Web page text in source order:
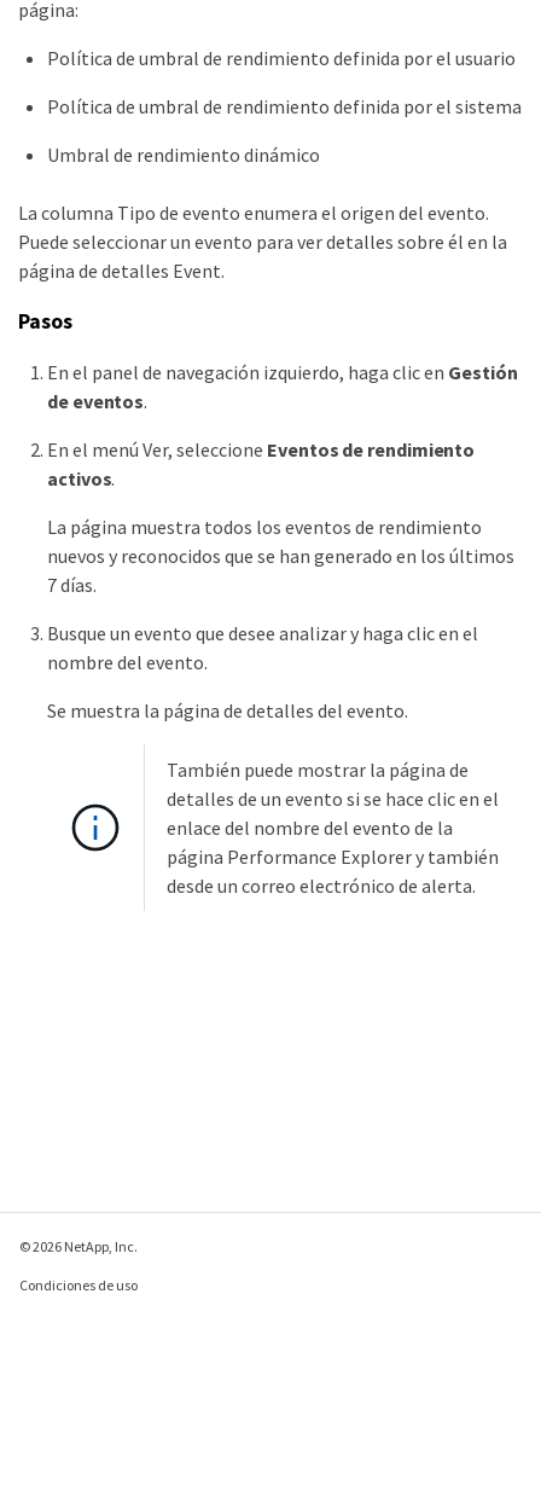
página:
Política de umbral de rendimiento definida por el usuario
Política de umbral de rendimiento definida por el sistema
Umbral de rendimiento dinámico
La columna Tipo de evento enumera el origen del evento.
Puede seleccionar un evento para ver detalles sobre él en la
página de detalles Event.
Pasos
En el panel de navegación izquierdo, haga clic en Gestión
de eventos.
En el menú Ver, seleccione Eventos de rendimiento
activos.
La página muestra todos los eventos de rendimiento
nuevos y reconocidos que se han generado en los últimos
7 días.
Busque un evento que desee analizar y haga clic en el
nombre del evento.
Se muestra la página de detalles del evento.
También puede mostrar la página de
detalles de un evento si se hace clic en el
enlace del nombre del evento de la
página Performance Explorer y también
desde un correo electrónico de alerta.
© 2026 NetApp, Inc.
Condiciones de uso